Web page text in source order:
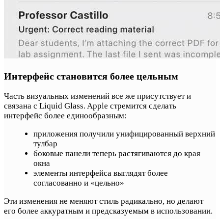
Интерфейс становится более цельным
Часть визуальных изменений все же присутствует и
связана с Liquid Glass. Apple стремится сделать
интерфейс более единообразным:
приложения получили унифицированный верхний
тулбар
боковые панели теперь растягиваются до края
окна
элементы интерфейса выглядят более
согласованно и «цельно»
Эти изменения не меняют стиль радикально, но делают
его более аккуратным и предсказуемым в использовании.